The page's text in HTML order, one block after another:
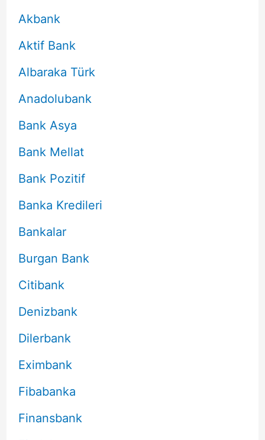
Akbank
Aktif Bank
Albaraka Türk
Anadolubank
Bank Asya
Bank Mellat
Bank Pozitif
Banka Kredileri
Bankalar
Burgan Bank
Citibank
Denizbank
Dilerbank
Eximbank
Fibabanka
Finansbank